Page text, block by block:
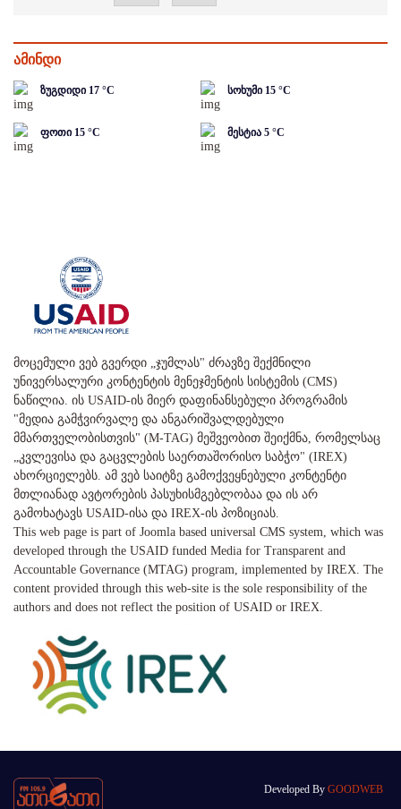
ამინდი
ზუგდიდი 17 °C სოხუმი 15 °C
ფოთი 15 °C მესტია 5 °C
მოცემული ვებ გვერდი „ჯუმლას" ძრავზე შექმნილი
უნივერსალური კონტენტის მენეჯმენტის სისტემის (CMS)
ნაწილია. ის USAID-ის მიერ დაფინანსებული პროგრამის
"მედია გამჭვირვალე და ანგარიშვალდებული
მმართველობისთვის" (M-TAG) მეშვეობით შეიქმნა, რომელსაც
„კვლევისა და გაცვლების საერთაშორისო საბჭო" (IREX)
ახორციელებს. ამ ვებ საიტზე გამოქვეყნებული კონტენტი
მთლიანად ავტორების პასუხისმგებლობაა და ის არ
გამოხატავს USAID-ისა და IREX-ის პოზიციას.
This web page is part of Joomla based universal CMS system, which was
developed through the USAID funded Media for Transparent and
Accountable Governance (MTAG) program, implemented by IREX. The
content provided through this web-site is the sole responsibility of the
authors and does not reflect the position of USAID or IREX.
Developed By GOODWEB